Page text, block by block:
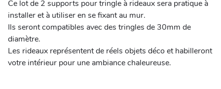
Ce lot de 2 supports pour tringle à rideaux sera pratique à
installer et à utiliser en se fixant au mur.
Ils seront compatibles avec des tringles de 30mm de
diamètre.
Les rideaux représentent de réels objets déco et habilleront
votre intérieur pour une ambiance chaleureuse.